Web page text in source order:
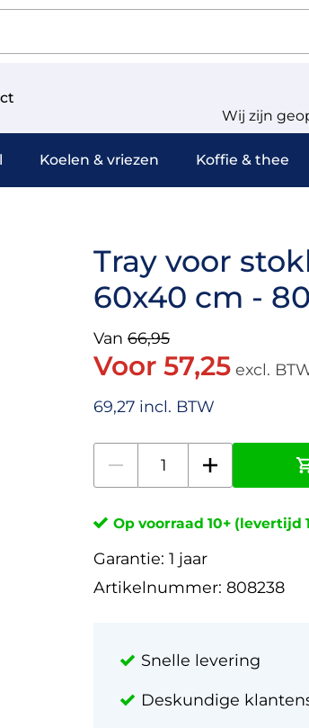
Wij zijn
Koelen & vriezen Koffie & thee
Tray voor
60x40 cm -
Van 66,95
Voor 57,25 excl.
69,27 incl. BTW
Op voorraad 10+ (levertijd
Garantie: 1 jaar
Artikelnummer: 808238
Snelle levering
Deskundige